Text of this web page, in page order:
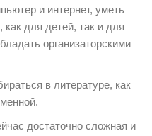
и интернет, уметь
для детей, так и для
организаторскими
в литературе, как
достаточно сложная и